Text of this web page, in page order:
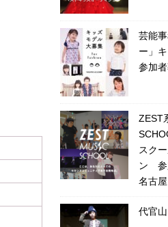
芸能
ー」
参加
ZEST
スク
ン 参
名古屋
代官